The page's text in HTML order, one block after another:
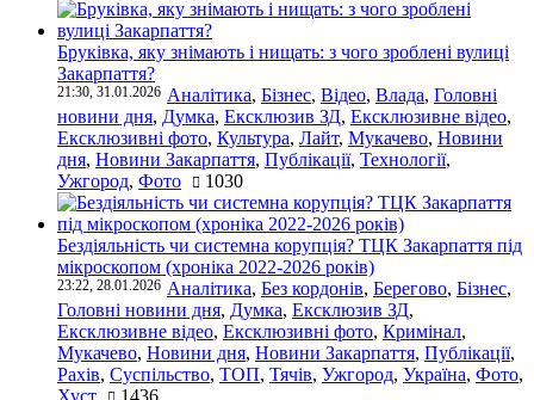
Бруківка, яку знімають і нищать: з чого зроблені вулиці
Закарпаття?
21:30, 31.01.2026 Аналітика, Бізнес, Відео, Влада, Головні
новини дня, Думка, Ексклюзив ЗД, Ексклюзивне відео,
Ексклюзивні фото, Культура, Лайт, Мукачево, Новини
дня, Новини Закарпаття, Публікації, Технології,
Ужгород, Фото 1030
Бездіяльність чи системна корупція? ТЦК Закарпаття під
мікроскопом (хроніка 2022-2026 років)
23:22, 28.01.2026 Аналітика, Без кордонів, Берегово, Бізнес,
Головні новини дня, Думка, Ексклюзив ЗД,
Ексклюзивне відео, Ексклюзивні фото, Кримінал,
Мукачево, Новини дня, Новини Закарпаття, Публікації,
Рахів, Суспільство, ТОП, Тячів, Ужгород, Україна, Фото,